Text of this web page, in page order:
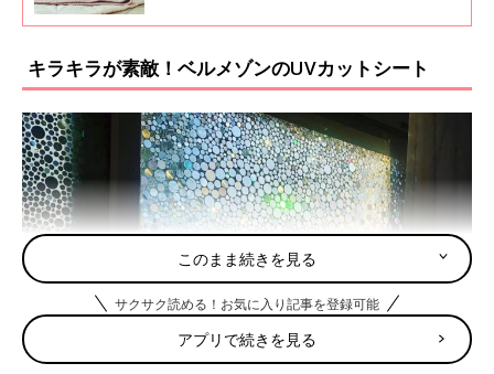
育児で知っておきたいことを、保健師・助産
本を知って、赤ちゃんに快適な夏を過ごさせて
あげましょう。
キラキラが素敵！ベルメゾンのUVカットシート
このまま続きを見る
サクサク読める！お気に入り記事を登録可能
アプリで続きを見る